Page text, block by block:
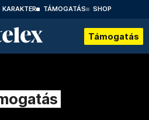
KARAKTER TÁMOGATÁS SHOP
Támogatás